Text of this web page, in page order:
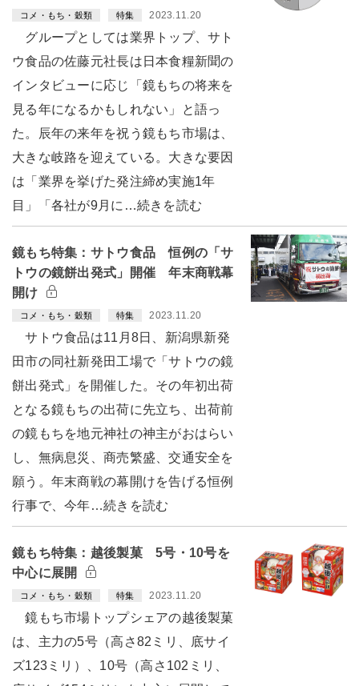
コメ・もち・穀類 特集 2023.11.20
グループとしては業界トップ、サト
ウ食品の佐藤元社長は日本食糧新聞の
インタビューに応じ「鏡もちの将来を
見る年になるかもしれない」と語っ
た。辰年の来年を祝う鏡もち市場は、
大きな岐路を迎えている。大きな要因
は「業界を挙げた発注締め実施1年
目」「各社が9月に…続きを読む
鏡もち特集：サトウ食品 恒例の「サ
トウの鏡餅出発式」開催 年末商戦幕
開け
コメ・もち・穀類 特集 2023.11.20
サトウ食品は11月8日、新潟県新発
田市の同社新発田工場で「サトウの鏡
餅出発式」を開催した。その年初出荷
となる鏡もちの出荷に先立ち、出荷前
の鏡もちを地元神社の神主がおはらい
し、無病息災、商売繁盛、交通安全を
願う。年末商戦の幕開けを告げる恒例
行事で、今年…続きを読む
鏡もち特集：越後製菓 5号・10号を
中心に展開
コメ・もち・穀類 特集 2023.11.20
鏡もち市場トップシェアの越後製菓
は、主力の5号（高さ82ミリ、底サイ
ズ123ミリ）、10号（高さ102ミリ、